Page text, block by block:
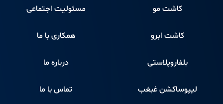
مسئولیت اجتماعی
همکاری با ما
درباره ما
تماس با ما
کاشت مو
کاشت ابرو
بلفاروپلاستی
لیپوساکشن غبغب